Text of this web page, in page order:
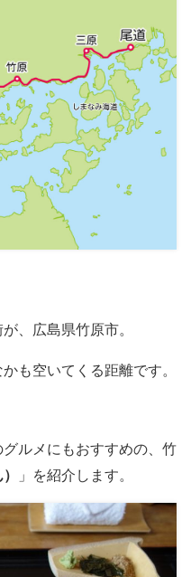
、広島県竹原市。
も空いてくる距離です。
ルメにもおすすめの、竹
」を紹介します。